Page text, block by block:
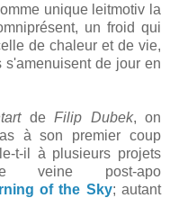
unique leitmotiv la
un froid qui
de chaleur et de vie,
de jour en
de Filip Dubek, on
à son premier coup
t-il à plusieurs projets
veine post-apo
of the Sky; autant